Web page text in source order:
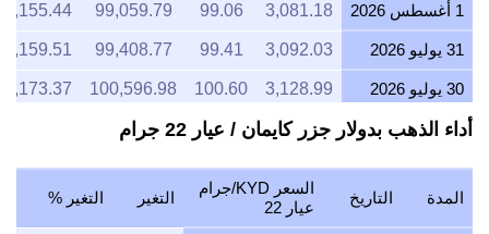
1 أغسطس 2026 3,081.18
99.06
99,059.79
1,155.44
31 يوليو 2026 3,092.03
99.41
99,408.77
1,159.51
30 يوليو 2026 3,128.99
100.60
100,596.98
1,173.37
29 يوليو 2026 3,089.83
99.34
99,338.19
28 يوليو 2026 3,077.52
98.94
98,942.38
1,154.07
27 يوليو 2026 3,116.12
100,183.37
1,168.55
أداء الذهب بدولار جزر كايمان / عيار 22 جرام
المدة التاريخ
السعر KYD/جرام
عيار 22
التغير التغير %